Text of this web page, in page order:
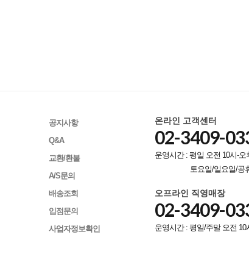
공지사항
Q&A
교환/환불
A/S문의
배송조회
입점문의
사업자정보확인
온라인 고객센터
02-3409-
운영시간 : 평일 오전 10시-오
토요일/일요일/공
오프라인 직영매장
02-3409-
운영시간 : 평일/주말 오전 10